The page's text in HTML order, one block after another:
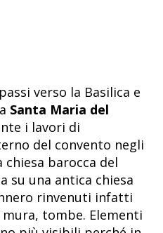
verso la Basilica e
Santa Maria del
i lavori di
del convento negli
chiesa barocca del
su una antica chiesa
rinvenuti infatti
tombe. Elementi